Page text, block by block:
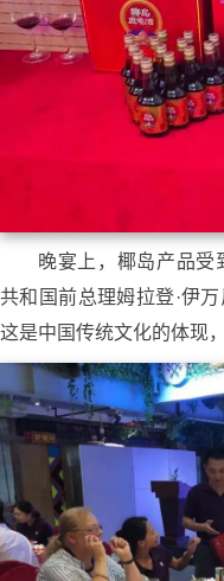
晚宴上，椰岛产品受
共和国前总理姆拉登·伊
这是中国传统文化的体现